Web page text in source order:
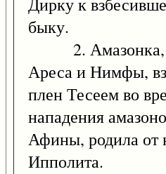
быку.
2. Амазонка,
Ареса и Нимфы,
плен Тесеем во
нападения
Афины, родила от
Ипполита.